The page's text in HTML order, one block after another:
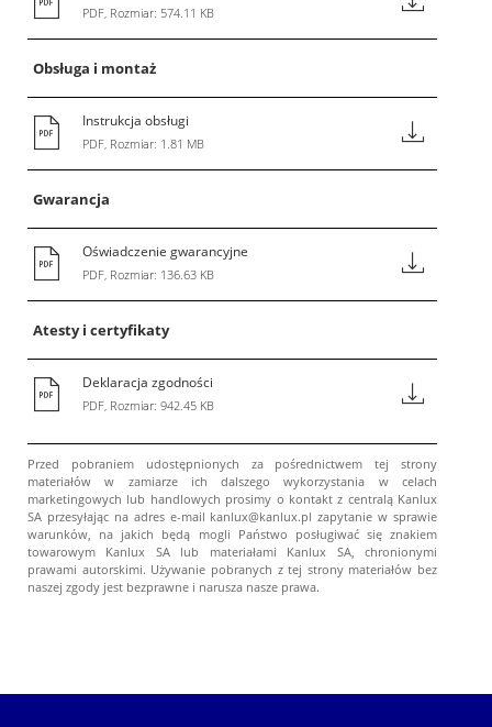
PDF, Rozmiar: 574.11 KB
Obsługa i montaż
Instrukcja obsługi
PDF, Rozmiar: 1.81 MB
Gwarancja
Oświadczenie gwarancyjne
PDF, Rozmiar: 136.63 KB
Atesty i certyfikaty
Deklaracja zgodności
PDF, Rozmiar: 942.45 KB
Przed pobraniem udostępnionych za pośrednictwem tej strony
materiałów w zamiarze ich dalszego wykorzystania w celach
marketingowych lub handlowych prosimy o kontakt z centralą Kanlux
SA przesyłając na adres e-mail kanlux@kanlux.pl zapytanie w sprawie
warunków, na jakich będą mogli Państwo posługiwać się znakiem
towarowym Kanlux SA lub materiałami Kanlux SA, chronionymi
prawami autorskimi. Używanie pobranych z tej strony materiałów bez
naszej zgody jest bezprawne i narusza nasze prawa.